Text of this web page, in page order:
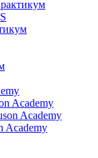
Academy
Academy
Academy